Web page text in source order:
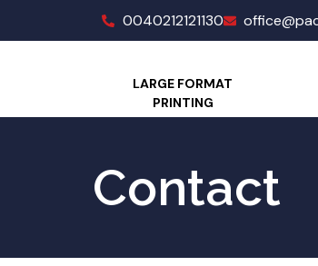
0040212121130
LARGE FORMAT
PRINTING
Contact